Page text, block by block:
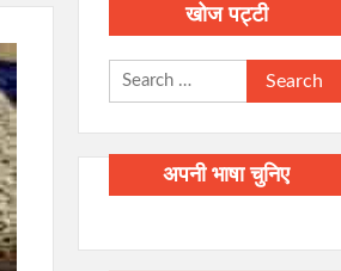
खोज पट्टी
Search
for:
अपनी भाषा चुनिए